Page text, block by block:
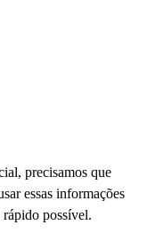
precisamos que
essas informações
possível.